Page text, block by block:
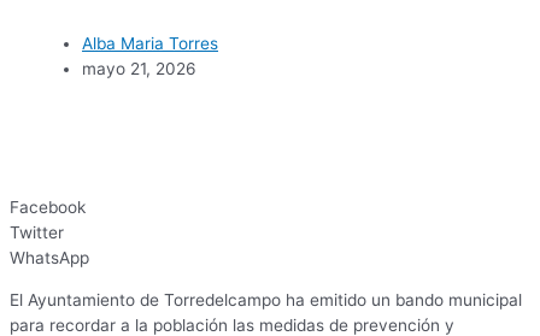
Alba Maria Torres
mayo 21, 2026
Facebook
Twitter
WhatsApp
El Ayuntamiento de Torredelcampo ha emitido un bando municipal
para recordar a la población las medidas de prevención y